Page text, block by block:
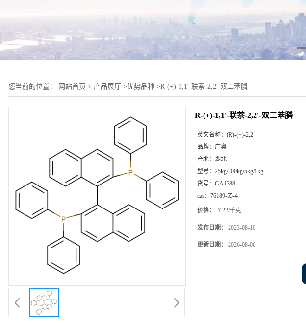
您当前的位置： 网站首页 > 产品展厅 >优势品种 >R-(+)-1,1'-联萘-2,2'-双二苯膦
R-(+)-1,1'-联萘-2,2'-双二苯膦
英文名称： (R)-(+)-2,2
品牌： 广奥
产地： 湖北
型号： 25kg/200kg/5kg/1kg
货号： GA1388
cas： 76189-55-4
价格： ￥22/千克
发布日期： 2023-08-10
更新日期： 2026-08-06